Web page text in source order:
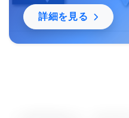
詳細を見る